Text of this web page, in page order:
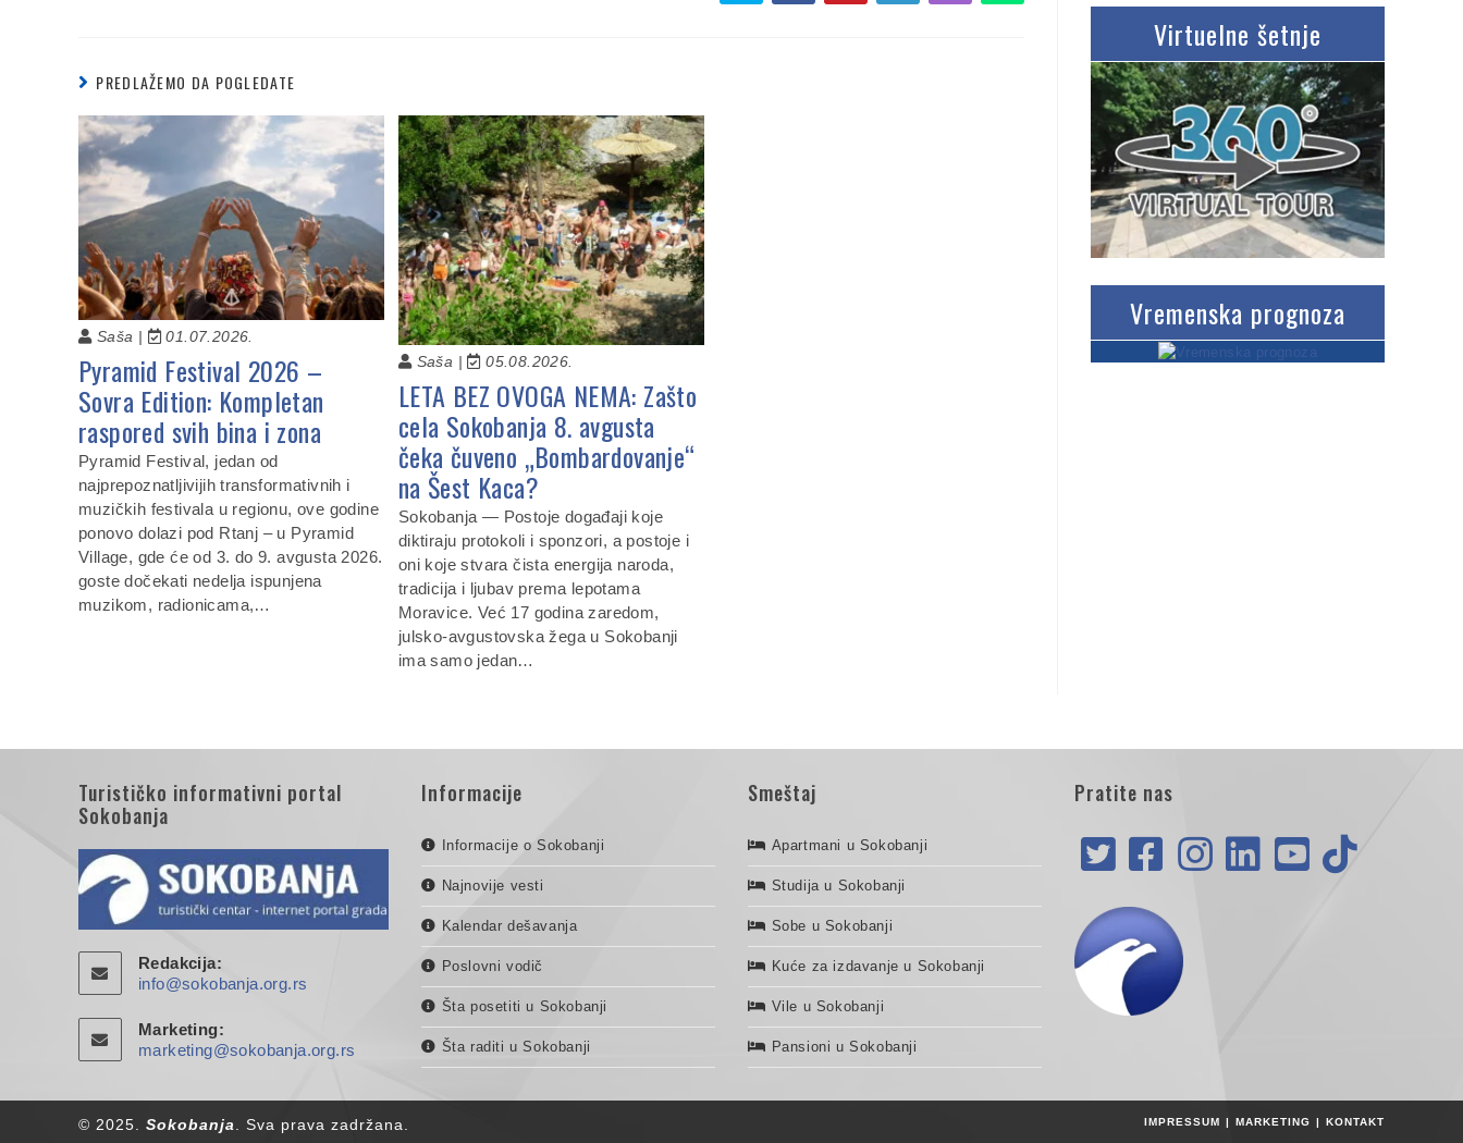
PREDLAŽEMO DA POGLEDATE
Saša | 01.07.2026.
Pyramid Festival 2026 –
Sovra Edition: Kompletan
raspored svih bina i zona
Pyramid Festival, jedan od
najprepoznatljivijih transformativnih i
muzičkih festivala u regionu, ove godine
ponovo dolazi pod Rtanj – u Pyramid
Village, gde će od 3. do 9. avgusta 2026.
goste dočekati nedelja ispunjena
muzikom, radionicama,…
Saša | 05.08.2026.
LETA BEZ OVOGA NEMA: Zašto
cela Sokobanja 8. avgusta
čeka čuveno „Bombardovanje“
na Šest Kaca?
Sokobanja — Postoje događaji koje
diktiraju protokoli i sponzori, a postoje i
oni koje stvara čista energija naroda,
tradicija i ljubav prema lepotama
Moravice. Već 17 godina zaredom,
julsko-avgustovska žega u Sokobanji
ima samo jedan…
Virtuelne šetnje
Vremenska prognoza
Turističko informativni portal
Sokobanja
Redakcija:
info@sokobanja.org.rs
Marketing:
marketing@sokobanja.org.rs
Informacije
Informacije o Sokobanji
Najnovije vesti
Kalendar dešavanja
Poslovni vodič
Šta posetiti u Sokobanji
Šta raditi u Sokobanji
Smeštaj
Apartmani u Sokobanji
Studija u Sokobanji
Sobe u Sokobanji
Kuće za izdavanje u Sokobanji
Vile u Sokobanji
Pansioni u Sokobanji
Pratite nas
IMPRESSUM MARKETING KONTAKT
© 2025. Sokobanja . Sva prava zadržana.